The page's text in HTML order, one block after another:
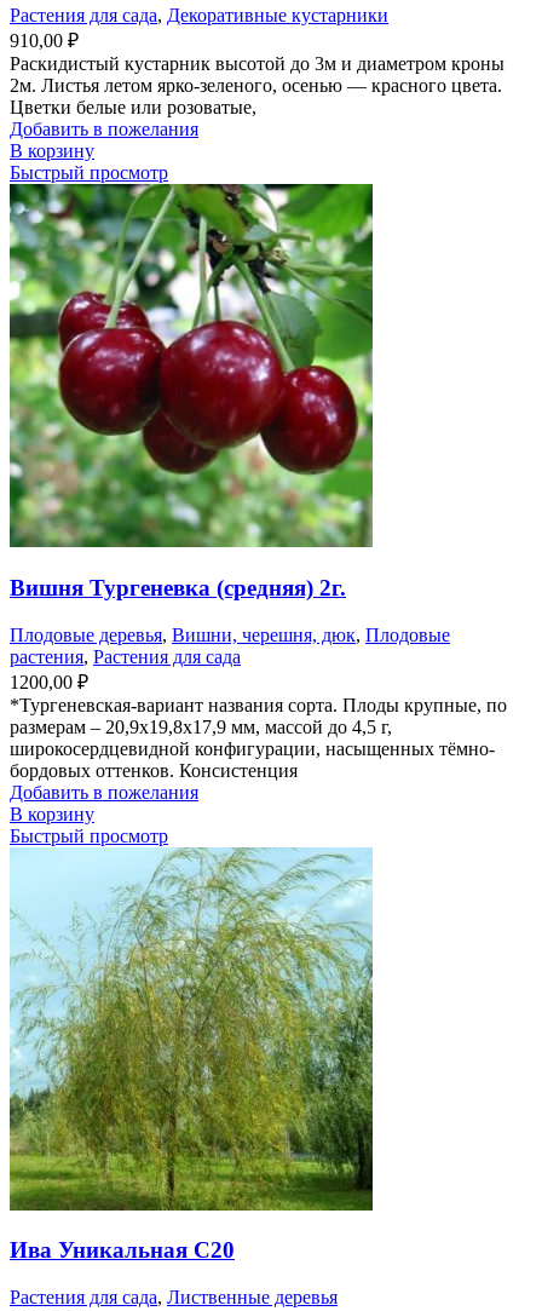
Растения для сада, Декоративные кустарники
910,00 ₽
Раскидистый кустарник высотой до 3м и диаметром кроны
2м. Листья летом ярко-зеленого, осенью — красного цвета.
Цветки белые или розоватые,
Добавить в пожелания
В корзину
Быстрый просмотр
Вишня Тургеневка (средняя) 2г.
Плодовые деревья, Вишни, черешня, дюк, Плодовые
растения, Растения для сада
1200,00 ₽
*Тургеневская-вариант названия сорта. Плоды крупные, по
размерам – 20,9х19,8х17,9 мм, массой до 4,5 г,
широкосердцевидной конфигурации, насыщенных тёмно-
бордовых оттенков. Консистенция
Добавить в пожелания
В корзину
Быстрый просмотр
Ива Уникальная С20
Растения для сада, Лиственные деревья